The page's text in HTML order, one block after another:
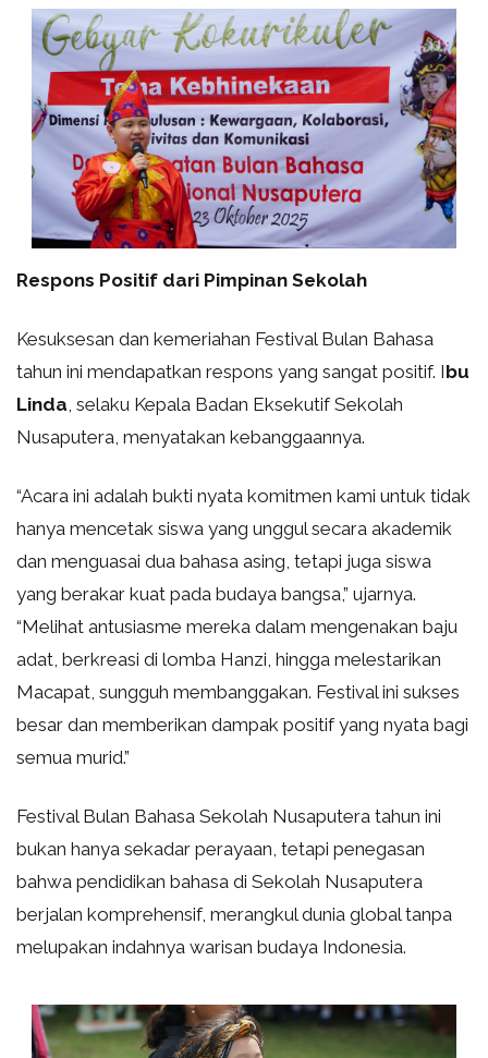
Respons Positif dari Pimpinan Sekolah
Kesuksesan dan kemeriahan Festival Bulan Bahasa
tahun ini mendapatkan respons yang sangat positif. Ibu
Linda , selaku Kepala Badan Eksekutif Sekolah
Nusaputera, menyatakan kebanggaannya.
“Acara ini adalah bukti nyata komitmen kami untuk tidak
hanya mencetak siswa yang unggul secara akademik
dan menguasai dua bahasa asing, tetapi juga siswa
yang berakar kuat pada budaya bangsa,” ujarnya.
“Melihat antusiasme mereka dalam mengenakan baju
adat, berkreasi di lomba Hanzi, hingga melestarikan
Macapat, sungguh membanggakan. Festival ini sukses
besar dan memberikan dampak positif yang nyata bagi
semua murid.”
Festival Bulan Bahasa Sekolah Nusaputera tahun ini
bukan hanya sekadar perayaan, tetapi penegasan
bahwa pendidikan bahasa di Sekolah Nusaputera
berjalan komprehensif, merangkul dunia global tanpa
melupakan indahnya warisan budaya Indonesia.